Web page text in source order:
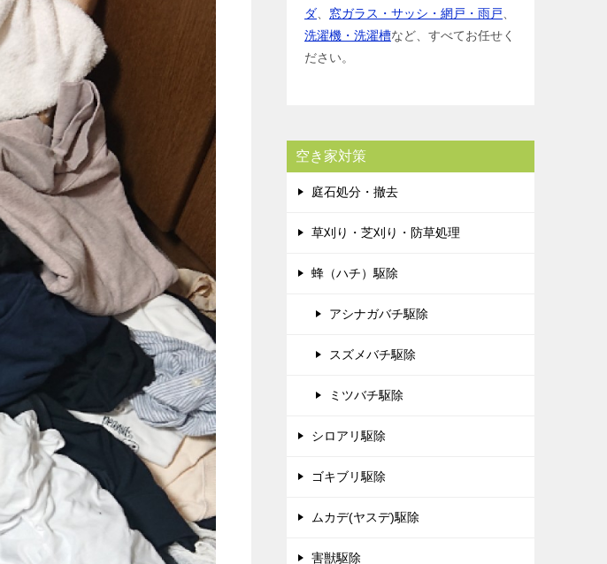
ダ
窓ガラス・サッシ・網戸・雨戸
洗濯機・洗濯槽など、すべてお任せく
ださい。
空き家対策
庭石処分・撤去
草刈り・芝刈り・防草処理
蜂（ハチ）駆除
アシナガバチ駆除
スズメバチ駆除
ミツバチ駆除
シロアリ駆除
ゴキブリ駆除
ムカデ(ヤスデ)駆除
害獣駆除